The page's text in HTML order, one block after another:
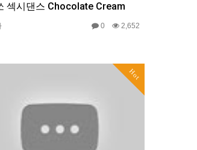
섹시댄스 Chocolate Cream
0 2,652
Hot